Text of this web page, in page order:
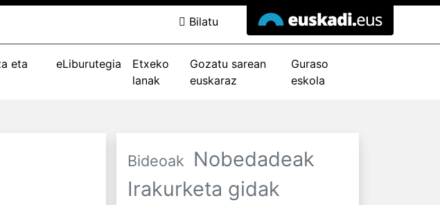
Bilatu
eta
eLiburutegia
Etxeko
lanak
Gozatu sarean
euskaraz
Guraso
eskola
Bideoak
Nobedadeak
Irakurketa gidak